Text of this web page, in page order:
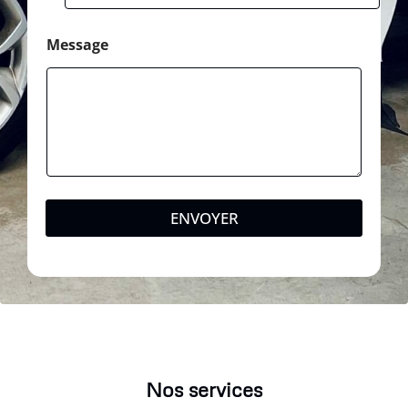
Message
ENVOYER
Nos services